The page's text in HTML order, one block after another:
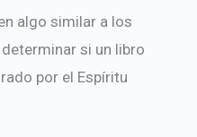
algo similar a los
si un libro
por el Espíritu